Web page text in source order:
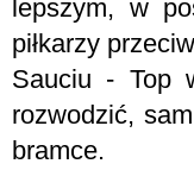
lepszym, w
piłkarzy
Sauciu - Top
rozwodzić,
bramce.